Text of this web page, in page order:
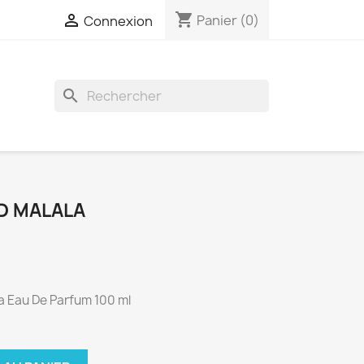
 Connexion shopping_cart Panier (0)
search
MALALA
De Parfum 100 ml